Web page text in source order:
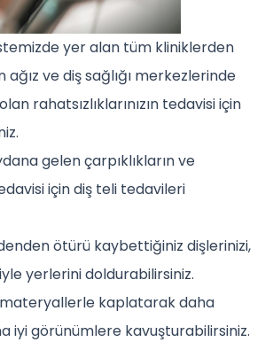
yer alan tüm kliniklerden
ağız ve diş sağlığı merkezlerinde
rahatsızlıklarınızın tedavisi için
gelen çarpıklıkların ve
için diş teli tedavileri
ötürü kaybettiğiniz dişlerinizi,
yerlerini doldurabilirsiniz.
materyallerle kaplatarak daha
iyi görünümlere kavuşturabilirsiniz.